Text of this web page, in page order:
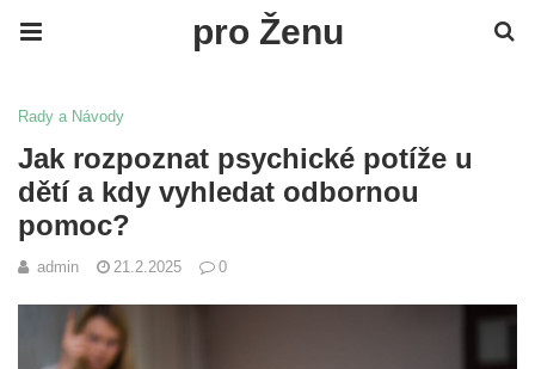
pro Ženu
Rady a Návody
Jak rozpoznat psychické potíže u
dětí a kdy vyhledat odbornou
pomoc?
admin 21.2.2025 0